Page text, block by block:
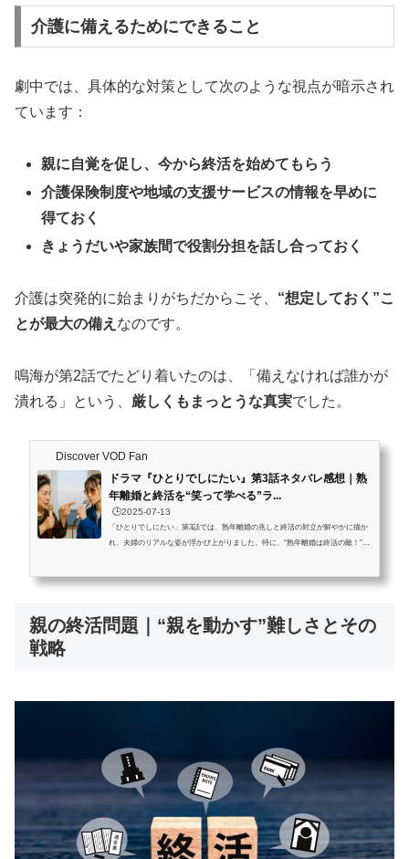
介護に備えるためにできること
劇中では、具体的な対策として次のような視点が暗示され
ています：
親に自覚を促し、今から終活を始めてもらう
介護保険制度や地域の支援サービスの情報を早めに
得ておく
きょうだいや家族間で役割分担を話し合っておく
介護は突発的に始まりがちだからこそ、 “想定しておく”こ
とが最大の備え なのです。
鳴海が第2話でたどり着いたのは、「備えなければ誰かが
潰れる」という、 厳しくもまっとうな真実でした。
Discover VOD Fan
ドラマ『ひとりでしにたい』第3話ネタバレ感想｜熟
年離婚と終活を“笑って学べる”ラ...
🕒️2025-07-13
「ひとりでしにたい」第3話では、熟年離婚の兆しと終活の対立が鮮やかに描か
れ、夫婦のリアルな姿が浮かび上がりました。特に、“熟年離婚は終活の敵！”と
り返り熟年離婚や終活が今の日本で重要視される理由ラップで語り合う“家...
親の終活問題｜“親を動かす”難しさとその
戦略